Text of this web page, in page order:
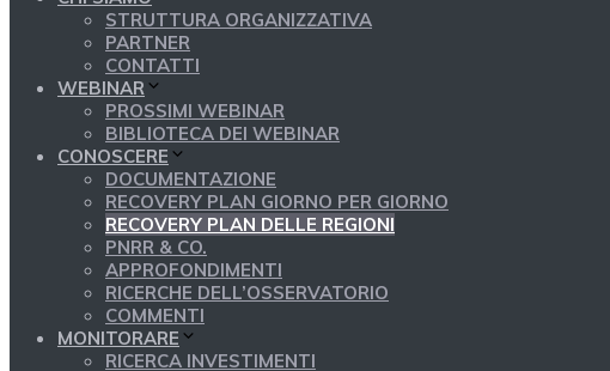
STRUTTURA ORGANIZZATIVA
PARTNER
CONTATTI
WEBINAR
PROSSIMI WEBINAR
BIBLIOTECA DEI WEBINAR
CONOSCERE
DOCUMENTAZIONE
RECOVERY PLAN GIORNO PER GIORNO
RECOVERY PLAN DELLE REGIONI
PNRR & CO.
APPROFONDIMENTI
RICERCHE DELL’OSSERVATORIO
COMMENTI
MONITORARE
RICERCA INVESTIMENTI